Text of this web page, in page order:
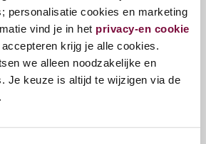
personalisatie cookies en marketing
vind je in het privacy-en cookie
krijg je alle cookies.
we alleen noodzakelijke en
Je keuze is altijd te wijzigen via de
matras die bij uw lichaam en
kan een uitdaging zijn. Bij
we dat en daarom bieden
en testmogelijkheden aan. Onze
matrassen, waaronder merken
biedt voor ieder wat wils.
online en lees de reviews